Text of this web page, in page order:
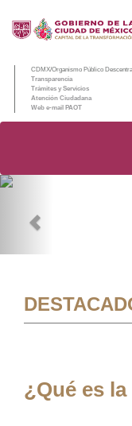
CDMX/Organismo Público
Transparencia
Trámites y Servicios
Atención Ciudadana
Web e-mail PAOT
¿Qué es la